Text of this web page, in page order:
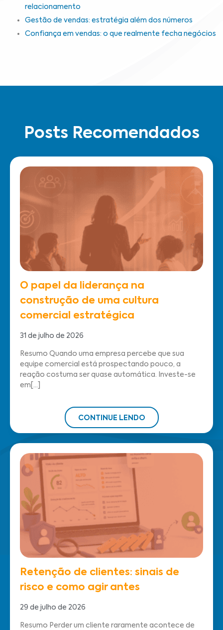
relacionamento
Gestão de vendas: estratégia além dos números
Confiança em vendas: o que realmente fecha negócios
Posts Recomendados
O papel da liderança na
construção de uma cultura
comercial estratégica
31 de julho de 2026
Resumo Quando uma empresa percebe que sua
equipe comercial está prospectando pouco, a
reação costuma ser quase automática. Investe-se
em[...]
CONTINUE LENDO
Retenção de clientes: sinais de
risco e como agir antes
29 de julho de 2026
Resumo Perder um cliente raramente acontece de